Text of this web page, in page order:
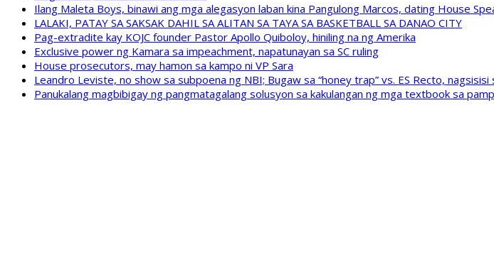
Ilang Maleta Boys, binawi ang mga alegasyon laban kina Pangulong Marcos, dating House
LALAKI, PATAY SA SAKSAK DAHIL SA ALITAN SA TAYA SA BASKETBALL SA DANAO CITY
Pag-extradite kay KOJC founder Pastor Apollo Quiboloy, hiniling na ng Amerika
Exclusive power ng Kamara sa impeachment, napatunayan sa SC ruling
House prosecutors, may hamon sa kampo ni VP Sara
Leandro Leviste, no show sa subpoena ng NBI; Bugaw sa “honey trap” vs. ES Recto,
Panukalang magbibigay ng pangmatagalang solusyon sa kakulangan ng mga textbook sa